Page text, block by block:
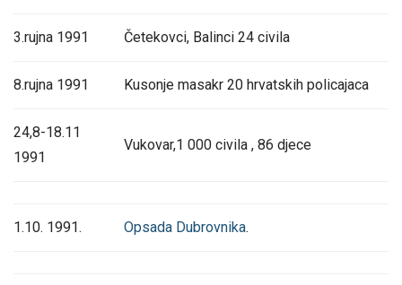
3.rujna 1991 Četekovci, Balinci 24 civila
8.rujna 1991 Kusonje masakr 20 hrvatskih policajaca
24,8-18.11
1991
Vukovar,1 000 civila , 86 djece
1.10. 1991. Opsada Dubrovnika.